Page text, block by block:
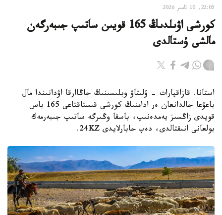
22:05, 10 تامىز 2026
كورشى اۋىلدىڭ 165 قويىن ساتىپ جىبەرگەن
مالشى ۇستالدى
استانا. قازاقپارات - ۇلىتاۋ وبلىسىنىڭ جاڭاارقا اۋدانىندا مال
باعۋعا جالدانعان ەر ادامنىڭ كورشى قىستاقتاعى 165 باس
قويدى زاڭسىز يەمدەنىپ، باسقا وڭىرگە ساتىپ جىبەرمەك
بولعانى انىقتالدى، دەپ حابارلايدى 24KZ.